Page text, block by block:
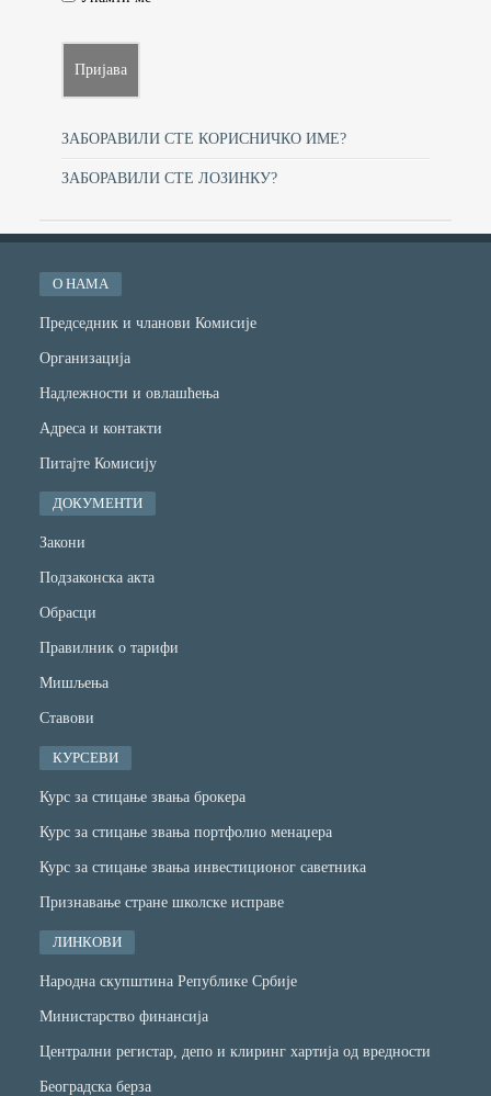
ЗАБОРАВИЛИ СТЕ КОРИСНИЧКО ИМЕ?
ЗАБОРАВИЛИ СТЕ ЛОЗИНКУ?
О НАМА
Председник и чланови Комисије
Организација
Надлежности и овлашћења
Адреса и контакти
Питајте Комисију
ДОКУМЕНТИ
Закони
Подзаконска акта
Обрасци
Правилник о тарифи
Мишљења
Ставови
КУРСЕВИ
Курс за стицање звања брокера
Курс за стицање звања портфолио менаџера
Курс за стицање звања инвестиционог саветника
Признавање стране школске исправе
ЛИНКОВИ
Народна скупштина Републике Србије
Министарство финансијa
Централни регистар, депо и клиринг хартија од вредности
Београдска берза